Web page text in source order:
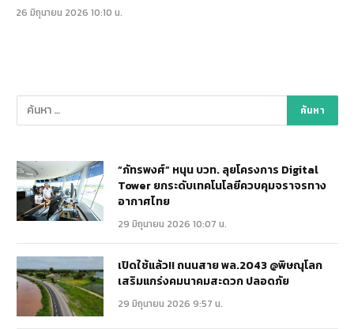
26 มิถุนายน 2026 10:10 น.
“ภัทรพงศ์” หนุน บวท. ลุยโครงการ Digital
Tower ยกระดับเทคโนโลยีควบคุมจราจรทาง
อากาศไทย
29 มิถุนายน 2026 10:07 น.
เปิดใช้แล้ว!! ถนนสาย พล.2043 @พิษณุโลก
เสริมแกร่งคมนาคมสะดวก ปลอดภัย
29 มิถุนายน 2026 9:57 น.